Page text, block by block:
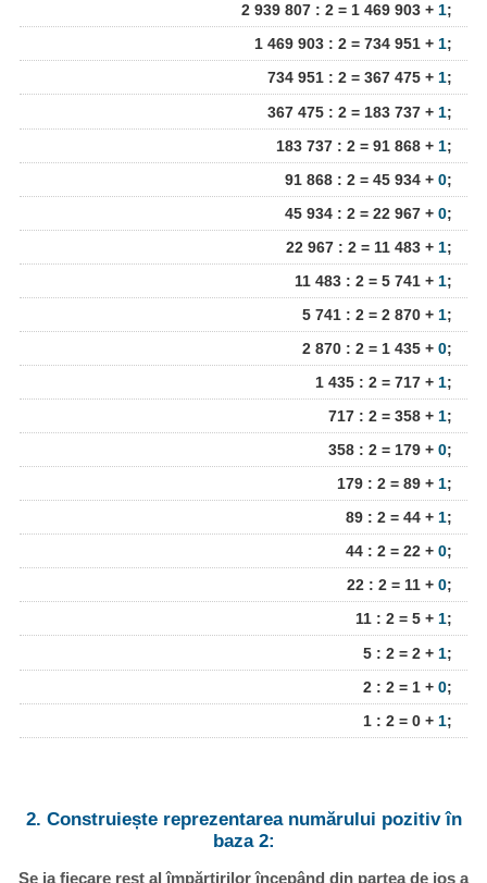
2 939 807 : 2 = 1 469 903 + 1;
1 469 903 : 2 = 734 951 + 1;
734 951 : 2 = 367 475 + 1;
367 475 : 2 = 183 737 + 1;
183 737 : 2 = 91 868 + 1;
91 868 : 2 = 45 934 + 0;
45 934 : 2 = 22 967 + 0;
22 967 : 2 = 11 483 + 1;
11 483 : 2 = 5 741 + 1;
5 741 : 2 = 2 870 + 1;
2 870 : 2 = 1 435 + 0;
1 435 : 2 = 717 + 1;
717 : 2 = 358 + 1;
358 : 2 = 179 + 0;
179 : 2 = 89 + 1;
89 : 2 = 44 + 1;
44 : 2 = 22 + 0;
22 : 2 = 11 + 0;
11 : 2 = 5 + 1;
5 : 2 = 2 + 1;
2 : 2 = 1 + 0;
1 : 2 = 0 + 1;
2. Construiește reprezentarea numărului pozitiv în
baza 2:
Se ia fiecare rest al împărțirilor începând din partea de jos a